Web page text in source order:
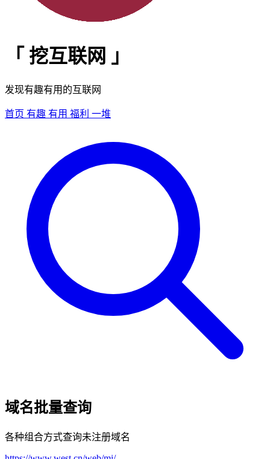
「 挖互联网 」
发现有趣有用的互联网
首页 有趣 有用 福利 一堆
域名批量查询
各种组合方式查询未注册域名